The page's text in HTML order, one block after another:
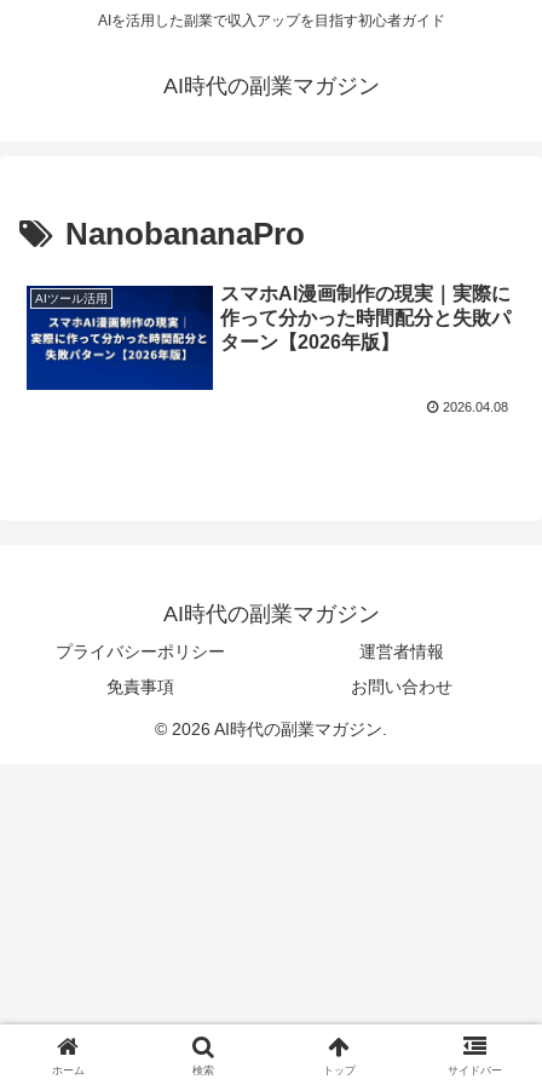
AIを活用した副業で収入アップを目指す初心者ガイド
AI時代の副業マガジン
NanobananaPro
AIツール活用
スマホAI漫画制作の現実｜実際に
作って分かった時間配分と失敗パ
ターン【2026年版】
2026.04.08
AI時代の副業マガジン
プライバシーポリシー
運営者情報
免責事項
お問い合わせ
© 2026 AI時代の副業マガジン.
ホーム 検索 トップ サイドバー